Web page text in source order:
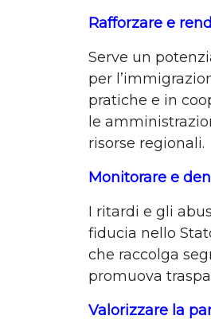
Rafforzare e
Serve un
per
pratiche e in
le
risorse regionali.
Monitorare e
I ritardi e gli
fiducia nello
che raccolga
promuova
Valorizzare la